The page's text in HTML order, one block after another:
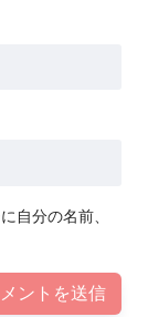
自分の名前、